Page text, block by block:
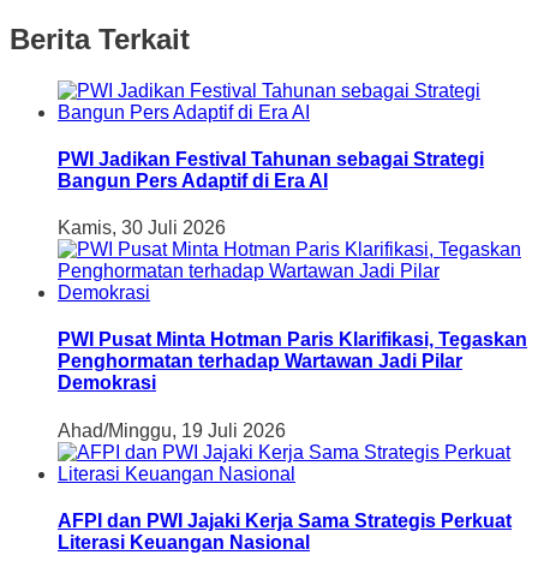
Berita Terkait
PWI Jadikan Festival Tahunan sebagai Strategi
Bangun Pers Adaptif di Era AI
Kamis, 30 Juli 2026
PWI Pusat Minta Hotman Paris Klarifikasi, Tegaskan
Penghormatan terhadap Wartawan Jadi Pilar
Demokrasi
Ahad/Minggu, 19 Juli 2026
AFPI dan PWI Jajaki Kerja Sama Strategis Perkuat
Literasi Keuangan Nasional